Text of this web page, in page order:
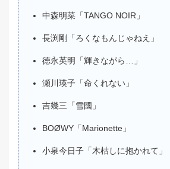
中森明菜「TANGO NOIR」
長渕剛「ろくなもんじゃねえ」
徳永英明「輝きながら…」
瀬川瑛子「命くれない」
吉幾三「雪國」
BOØWY「Marionette」
小泉今日子「木枯しに抱かれて」